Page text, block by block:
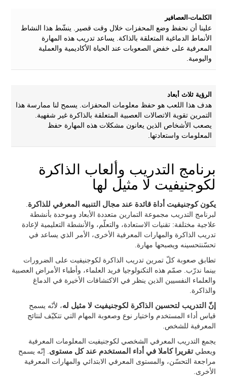
الكلمات-العصافير
علينا أن نحفظ وضع المحفزات خلال وقت قصير. ينشّط هذا النشاط
الأنماط الدماغية المتعلقة بالذاكة. يساعد تدريب هذه المهارة
المعرفية على خفض الصعوبات عند الحياة الأكاديمية والعملية
واليومية.
الرؤية ثلاث أبعاد
هدف هذا اللعب هو حفظ معلومات المحفزات. يسمح لنا ممارسة هذا
التمرين تقوية الاتصالات العصبية المتعلقة بالذاكرة غير شفهية.
يصعب الأشخاص الذين يعانون مشكلات هذه المهارة حفظ
المعلومات واستعادتها.
برنامج التدريب وألعاب الذاكرة
لكوجنيفيت لا مثيل لها
يكون كوجنيفيت أداة قائدة عند مجال التنبيه المعرفي للذاكرة
لبرنامج التدريب مجموعة التمارين متعددة الأبعاد وموحدة بأنشطة
علاجية مختلفة: تقنيات الاستعادة، والتعلّم، والأنشطة التعليمية لإعادة
تدريب الذاكرة والمهارات المعرفية الأخرى، الأمر الذي يساعد في
تحسّنتحسينه ويصبحها مهارة.
تطابق صعوبة كلّ تمرين تدريب الذاكرة لكوجنيفيت على الضرورات
بينما ندرّب. صمّم هذه التكنولوجيا فريد العلماء، وأطباء الأمراض العصبية
والعلماء النفسيين الذين ينظر في الاكتشافات الأخيرة في الدماغ
والذاكرة.
إنّ التدريب لتحسين الذاكرة لكوجنيفيت لا مثيل له، لأنّه يسمح
قياس أداء المستخدم واختيار نوع وصعوبة المهام التي تتكيّف لنتائج
المعرفية للشخص.
يجمع التدريب المعرفي الشخصي لكوجنيفيت المعلومات المعرفية
ويعطي تقريرا كاملا في أداء المستخدم عند كل مستوى . إنّه يسمح
مراجعة التحسّن، والمستوى المعرفي الابتدائي والمهارات المعرفية
الأخرى.